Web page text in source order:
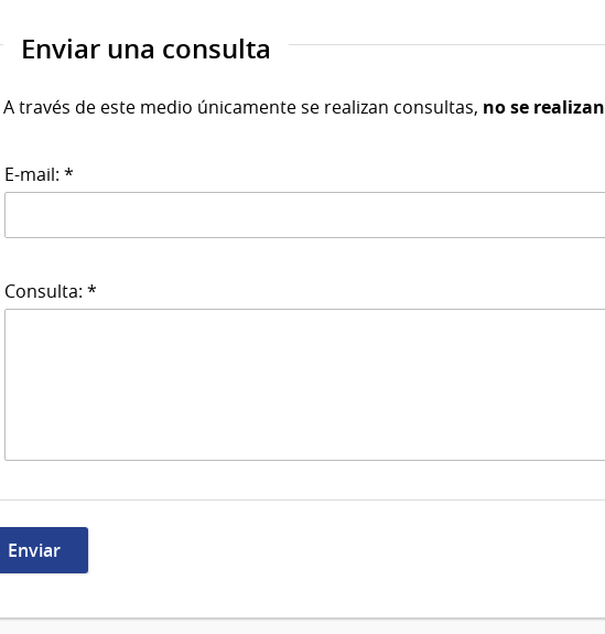
Enviar una consulta
A través de este medio únicamente se realizan consultas, no se
E-mail: *
Consulta: *